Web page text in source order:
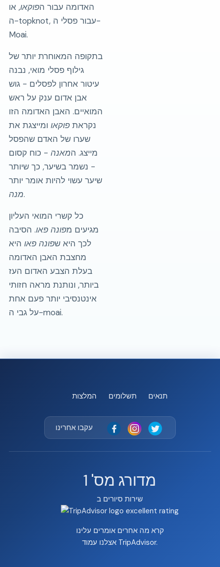
האדומה עבור הפוקאו, או
ה-topknot, עבור פסלי ה-
Moai.
בתקופה המאוחרת יותר של
גילוף פסלי מואי, נבנה
עיטור אחרון לפסלים - גוש
אבן אדום ענק על ראש
המואיים. האבן האדומה הזו
נקראתפוקאו ומייצגת את
שערו של האדם שהפסל
מייצג. המאנה - כוח קסום
- נשמר בשיער, כך שיותר
שיער עשוי להיות אומר יותר
מנה.
כל קשרי המואי העליון
מגיעים מפונה פאו. הסיבה
לכך היא שפונה פאו היא
מחצבת האבן האדומה
בעלת הצבע האדום העז
ביותר, ונותנת מראה חזותי
אינטנסיבי יותר פעם אחת
על גבי ה-moai.
המלצות תשלומים תנאים
עקבו אחרינו
מדורג מס' 1
שירות סיורים ב
קרא מה אחרים אומרים עלינו
אצלנו עמוד TripAdvisor.